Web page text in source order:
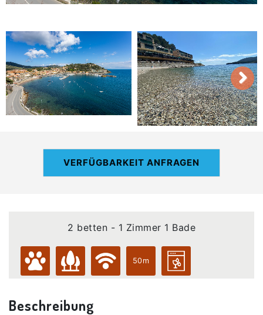
VERFÜGBARKEIT ANFRAGEN
2 betten - 1 Zimmer 1 Bade
50m
Beschreibung